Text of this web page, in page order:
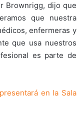
Brownrigg, dijo que
que nuestra
enfermeras y
que usa nuestros
es parte de
en la Sala